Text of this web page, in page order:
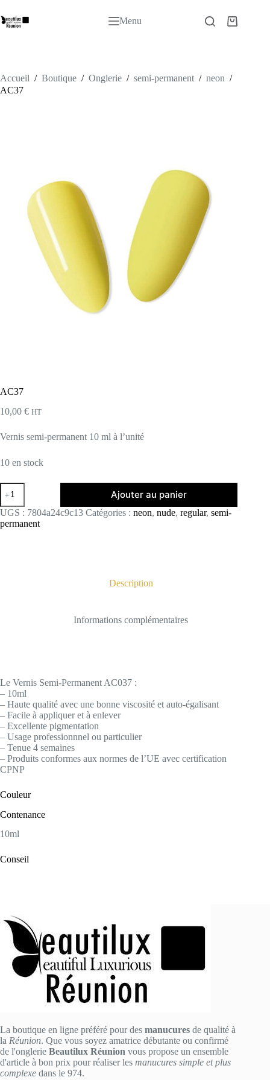
au
contenu
Menu
Panier
Accueil / Boutique / Onglerie / semi-permanent / neon /
AC37
AC37
10,00 € HT
Vernis semi-permanent 10 ml à l’unité
10 en stock
quantité
de
AC37
Ajouter au panier
UGS : 7804a24c9c13 Catégories : neon, nude, regular, semi-
permanent
Description
Informations complémentaires
Le Vernis Semi-Permanent AC037 :
– 10ml
– Haute qualité avec une bonne viscosité et auto-égalisant
– Facile à appliquer et à enlever
– Excellente pigmentation
– Usage professionnnel ou particulier
– Tenue 4 semaines
– Produits conformes aux normes de l’UE avec certification
CPNP
Couleur
Contenance
10ml
Conseil
La boutique en ligne préféré pour des manucures de qualité à
la Réunion. Que vous soyez amatrice débutante ou confirmé
de l'onglerie Beautilux Réunion vous propose un ensemble
d'article à bon prix pour réaliser les manucures simple et plus
complexe dans le 974.